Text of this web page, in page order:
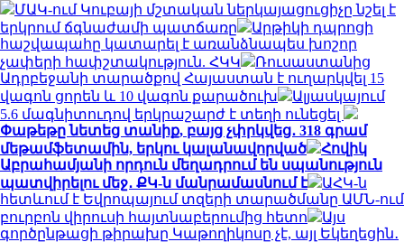
ՄԱԿ-ում Կուբայի մշտական ​​ներկայացուցիչը նշել է
երկրում ճգնաժամի պատճառը
Արթիկի դպրոցի
հաշվապահը կատարել է առանձնապես խոշոր
չափերի հափշտակություն. ՀԿԿ
Ռուսաստանից
Ադրբեջանի տարածքով Հայաստան է ուղարկվել 15
վագոն ցորեն և 10 վագոն քարածուխ
Ալյասկայում
5.6 մագնիտուդով երկրաշարժ է տեղի ունեցել
Փաթեթը նետեց տանիք, բայց չփրկվեց․ 318 գրամ
մեթամֆետամին, երկու կալանավորված
Հովիկ
Աբրահամյանի որդուն մեղադրում են սպանություն
պատվիրելու մեջ․ ՔԿ-ն մանրամասնում է
ԱՀԿ-ն
հետևում է Եվրոպայում տզերի տարածմանը ԱՄՆ-ում
բուրբոն վիրուսի հայտնաբերումից հետո
Այս
գործընթացի թիրախը Կաթողիկոսը չէ, այլ Եկեղեցին․